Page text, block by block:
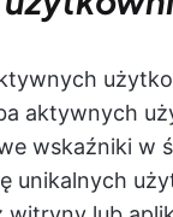
aktywnych
wskaźniki w
unikalnych